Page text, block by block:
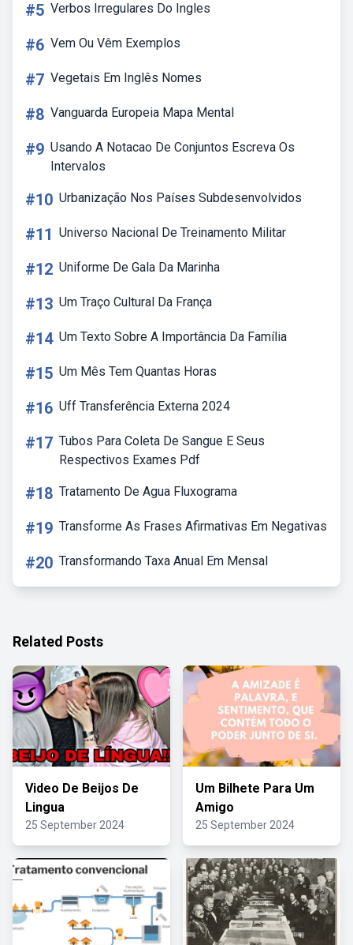
#5 Verbos Irregulares Do Ingles
#6 Vem Ou Vêm Exemplos
#7 Vegetais Em Inglês Nomes
#8 Vanguarda Europeia Mapa Mental
#9 Usando A Notacao De Conjuntos Escreva Os
Intervalos
#10 Urbanização Nos Países Subdesenvolvidos
#11 Universo Nacional De Treinamento Militar
#12 Uniforme De Gala Da Marinha
#13 Um Traço Cultural Da França
#14 Um Texto Sobre A Importância Da Família
#15 Um Mês Tem Quantas Horas
#16 Uff Transferência Externa 2024
#17 Tubos Para Coleta De Sangue E Seus
Respectivos Exames Pdf
#18 Tratamento De Agua Fluxograma
#19 Transforme As Frases Afirmativas Em Negativas
#20 Transformando Taxa Anual Em Mensal
Related Posts
Video De Beijos De
Lingua
25 September 2024
Um Bilhete Para Um
Amigo
25 September 2024